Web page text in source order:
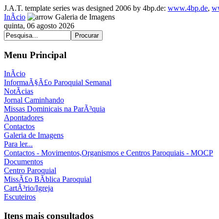
J.A.T. template series was designed 2006 by 4bp.de: www.4bp.de,
InÃ­cio
Galeria de Imagens
quinta, 06 agosto 2026
Menu Principal
InÃ­cio
InformaÃ§Ã£o Paroquial Semanal
NotÃ­cias
Jornal Caminhando
Missas Dominicais na ParÃ³quia
Apontadores
Contactos
Galeria de Imagens
Para ler...
Contactos - Movimentos,Organismos e Centros Paroquiais - MOCP
Documentos
Centro Paroquial
MissÃ£o BÃ­blica Paroquial
CartÃ³rio/Igreja
Escuteiros
Itens mais consultados